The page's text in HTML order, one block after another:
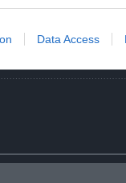
Data Access
intervento del